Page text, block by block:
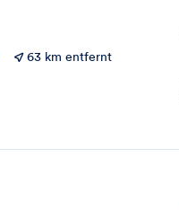
63 km entfernt